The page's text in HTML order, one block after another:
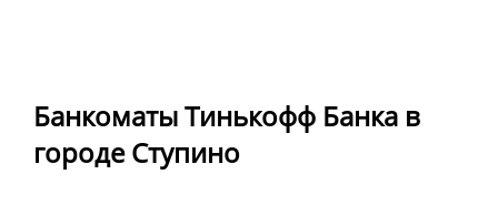
Банкоматы Тинькофф Банка в
городе Ступино